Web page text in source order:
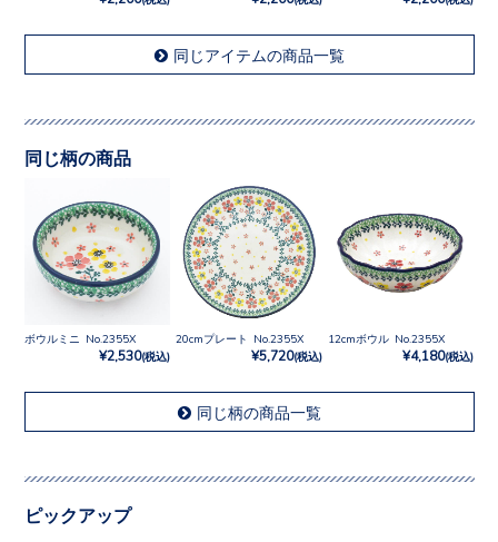
同じアイテムの商品一覧
同じ柄の商品
ボウルミニ No.2355X
¥2,530(税込)
20cmプレート No.2355X
¥5,720(税込)
12cmボウル No.2355X
¥4,180(税込)
同じ柄の商品一覧
ピックアップ